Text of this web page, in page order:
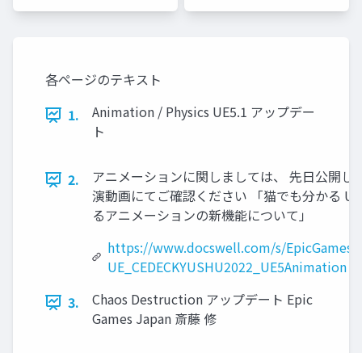
各ページのテキスト
1.
Animation / Physics UE5.1 アップデー
ト
2.
アニメーションに関しましては、 先日公開し
演動画にてご確認ください 「猫でも分かる
るアニメーションの新機能について」
https://www.docswell.com/s/
UE_CEDECKYUSHU2022_UE5Animation
3.
Chaos Destruction アップデート Epic
Games Japan 斎藤 修